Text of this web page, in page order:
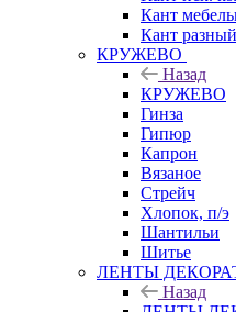
Кант
Кант разный
КРУЖЕВО
Назад
КРУЖЕВО
Гинза
Гипюр
Капрон
Вязаное
Стрейч
Хлопок, п/э
Шантильи
Шитье
ЛЕНТЫ
Назад